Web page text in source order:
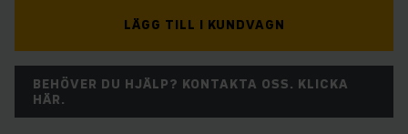
LÄGG TILL I KUNDVAGN
BEHÖVER DU HJÄLP? KONTAKTA OSS. KLICKA
HÄR.